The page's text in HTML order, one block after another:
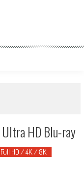
HD Blu-ray
HD / 4K / 8K